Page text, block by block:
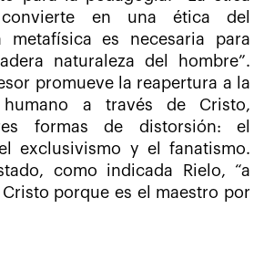
en una ética del
es necesaria para
naturaleza del hombre”.
promueve la reapertura a la
a través de Cristo,
formas de distorsión: el
exclusivismo y el fanatismo.
como indicada Rielo, “a
porque es el maestro por